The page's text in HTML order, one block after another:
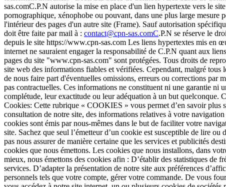
sas.comC.P.N autorise la mise en place d'un lien hypertexte vers le
pornographique, xénophobe ou pouvant, dans une plus large mesure
l'intérieur des pages d'un autre site (Frame). Sauf autorisation
doit être faite par mail à : contact@cpn-sas.comC.P.N se réserve le
depuis le site https://www.cpn-sas.com Les liens hypertextes mis en
internet ne sauraient engager la responsabilité de C.P.N quant aux
pages du site "www.cpn-sas.com" sont protégées. Tous droits de
site web des informations fiables et vérifiées. Cependant, malgré tous
de nous faire part d'éventuelles omissions, erreurs ou corrections par
pas contractuelles. Ces informations ne constituent ni une garantie ni
complétude, leur exactitude ou leur adéquation à un but quelconque.
Cookies: Cette rubrique « COOKIES » vous permet d’en savoir plus
consultation de notre site, des informations relatives à votre
cookies sont émis par nous-mêmes dans le but de faciliter votre
site. Sachez que seul l’émetteur d’un cookie est susceptible de lire
pas nous assurer de manière certaine que les services et publicités
cookies que nous émettons. Les cookies que nous installons, dans
mieux, nous émettons des cookies afin : D’établir des statistiques de
services. D’adapter la présentation de notre site aux préférences
personnels tels que votre compte, gérer votre commande. De vous